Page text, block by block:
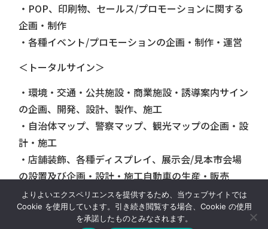
・POP、印刷物、セールス/プロモーションに関する
企画・制作
・各種イベント/プロモーションの企画・制作・運営
＜トータルサイン＞
・環境・交通・公共施設・商業施設・誘導案内サイン
の企画、開発、設計、製作、施工
・自治体マップ、警察マップ、観光マップの企画・設
計・施工
・店舗装飾、各種ディスプレイ、展示会/見本市会場
の設置及び企画・設計・施工自動車の生産・販売
従業員数
447名（2024年3月31日現在）
よりよいエクスペリエンスを提供するため、当ウェブサイトでは
Cookie を使用しています。引き続き閲覧する場合、Cookie の使用
を承諾したものとみなされます。